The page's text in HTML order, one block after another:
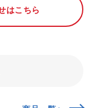
はこちら